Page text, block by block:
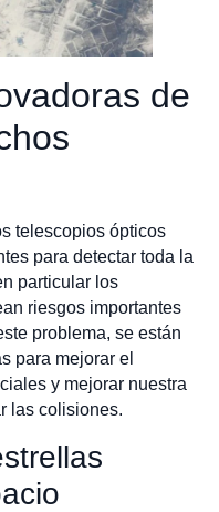
de
telescopios ópticos
para detectar toda la
particular los
riesgos importantes
problema, se están
para mejorar el
y mejorar nuestra
las colisiones.